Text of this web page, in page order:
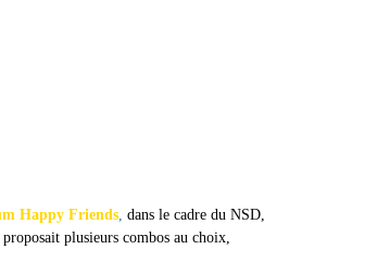
Happy Friends, dans le cadre du NSD,
plusieurs combos au choix,